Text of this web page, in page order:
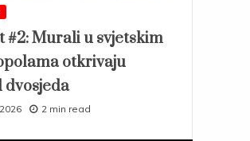
#2: Murali u svjetskim
otkrivaju
dvosjeda
2 min read